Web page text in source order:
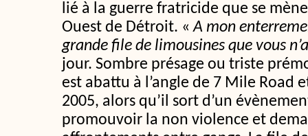
lié à la guerre fratricide que se
Ouest de Détroit. «A mon
grande file de limousines que vous
jour. Sombre présage ou triste
est abattu à l’angle de 7 Mile Road
2005, alors qu’il sort d’un
promouvoir la non violence et